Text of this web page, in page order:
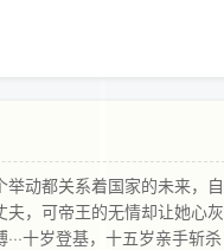
动都关系着国家的未来，自
，可帝王的无情却让她心灰
十岁登基，十五岁亲手斩杀